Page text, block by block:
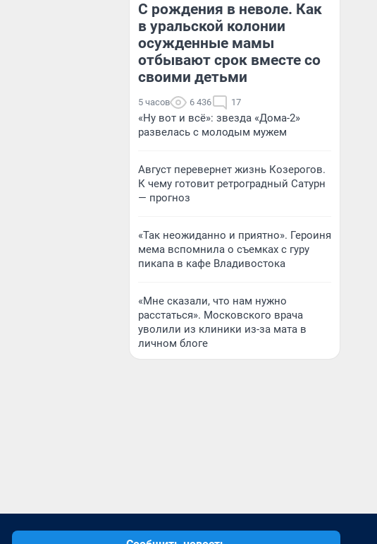
Анатолий Кузнецов
С рождения в неволе. Как
в уральской колонии
осужденные мамы
отбывают срок вместе со
своими детьми
5 часов 6 436 17
«Ну вот и всё»: звезда «Дома-2»
развелась с молодым мужем
Август перевернет жизнь Козерогов.
К чему готовит ретроградный Сатурн
— прогноз
«Так неожиданно и приятно». Героиня
мема вспомнила о съемках с гуру
пикапа в кафе Владивостока
«Мне сказали, что нам нужно
расстаться». Московского врача
уволили из клиники из-за мата в
личном блоге